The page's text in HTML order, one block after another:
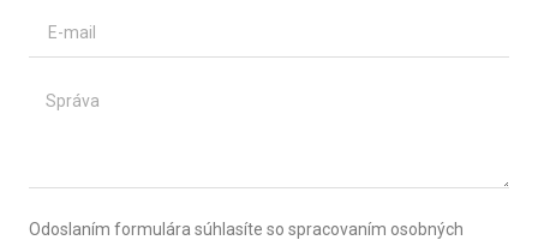
Odoslaním formulára súhlasíte so spracovaním osobných